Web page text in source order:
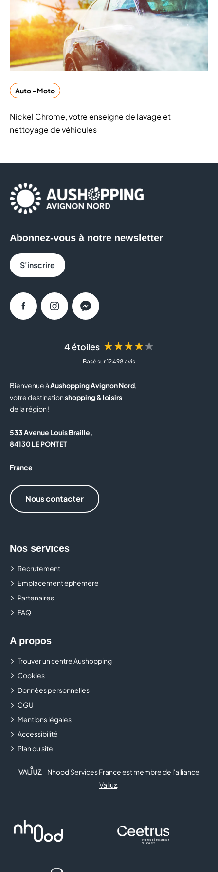
Auto - Moto
Nickel Chrome, votre enseigne de lavage et
nettoyage de véhicules
4 étoiles ★★★★★
Basé sur 12 498 avis
Bienvenue àAushopping Avignon Nord,
votre destinationshopping & loisirs
de la région !
533 Avenue Louis Braille,
84130 LE PONTET
France
Nous contacter
Nos services
Recrutement
Emplacement éphémère
Partenaires
FAQ
A propos
Trouver un centre Aushopping
Cookies
Données personnelles
CGU
Mentions légales
Accessibilité
Plan du site
Abonnez-vous à notre newsletter
S'inscrire
FacebookInstagramMessenger
Nhood Services France est membre de l'alliance
Valiuz.